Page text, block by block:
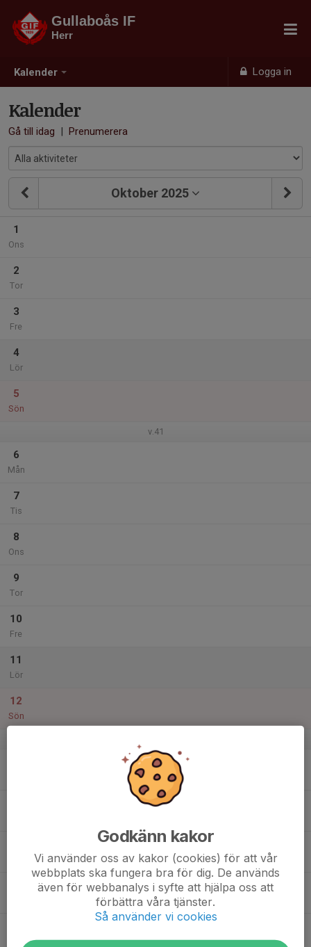
Kalender Logga in
Gullaboås IF
Herr
Kalender
Gå till idag | Prenumerera
Oktober 2025
1
Ons
2
Tor
3
Fre
4
Lör
5
Sön
v.41
6
Mån
7
Tis
8
Ons
9
Tor
10
Fre
11
Lör
12
Sön
Godkänn kakor
Vi använder oss av kakor (cookies) för att vår
webbplats ska fungera bra för dig. De används
även för webbanalys i syfte att hjälpa oss att
förbättra våra tjänster.
Så använder vi cookies